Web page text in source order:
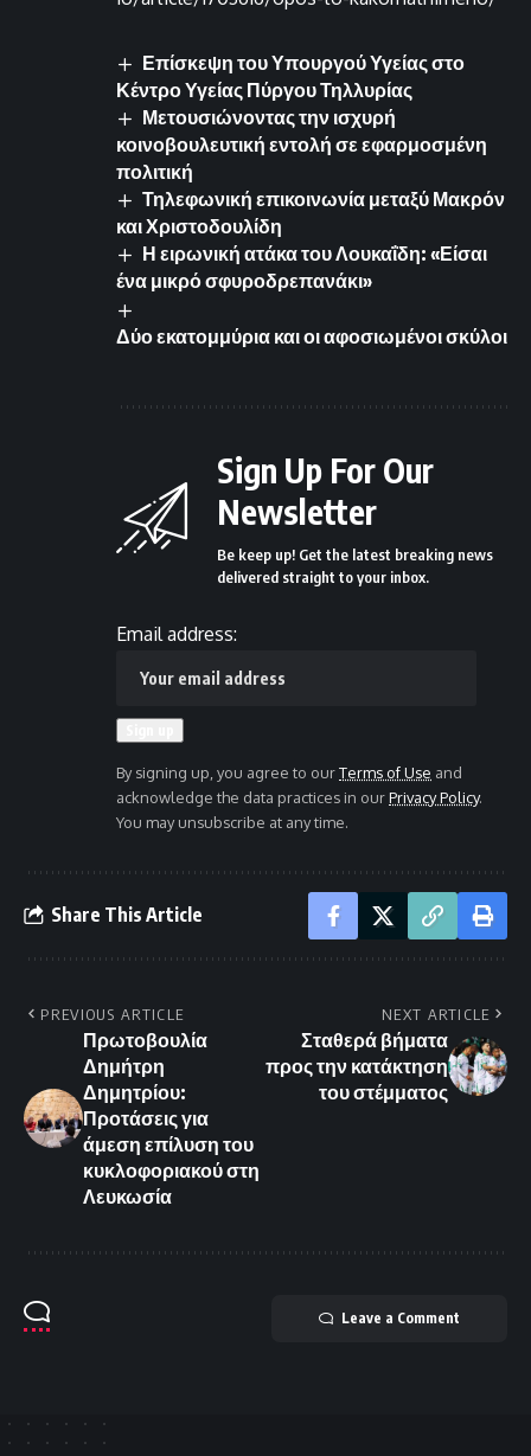
Επίσκεψη του Υπουργού Υγείας στο
Κέντρο Υγείας Πύργου Τηλλυρίας
Μετουσιώνοντας την ισχυρή
κοινοβουλευτική εντολή σε εφαρμοσμένη
πολιτική
Τηλεφωνική επικοινωνία μεταξύ Μακρόν
και Χριστοδουλίδη
Η ειρωνική ατάκα του Λουκαΐδη: «Είσαι
ένα μικρό σφυροδρεπανάκι»
Δύο εκατομμύρια και οι αφοσιωμένοι σκύλοι
Sign Up For Our
Newsletter
Be keep up! Get the latest breaking news
delivered straight to your inbox.
Email address:
By signing up, you agree to ourTerms of Use and
acknowledge the data practices in ourPrivacy Policy.
You may unsubscribe at any time.
Share This Article
PREVIOUS ARTICLE
Πρωτοβουλία
Δημήτρη
Δημητρίου:
Προτάσεις για
άμεση επίλυση του
κυκλοφοριακού στη
Λευκωσία
NEXT ARTICLE
Σταθερά βήματα
προς την κατάκτηση
του στέμματος
Leave a Comment